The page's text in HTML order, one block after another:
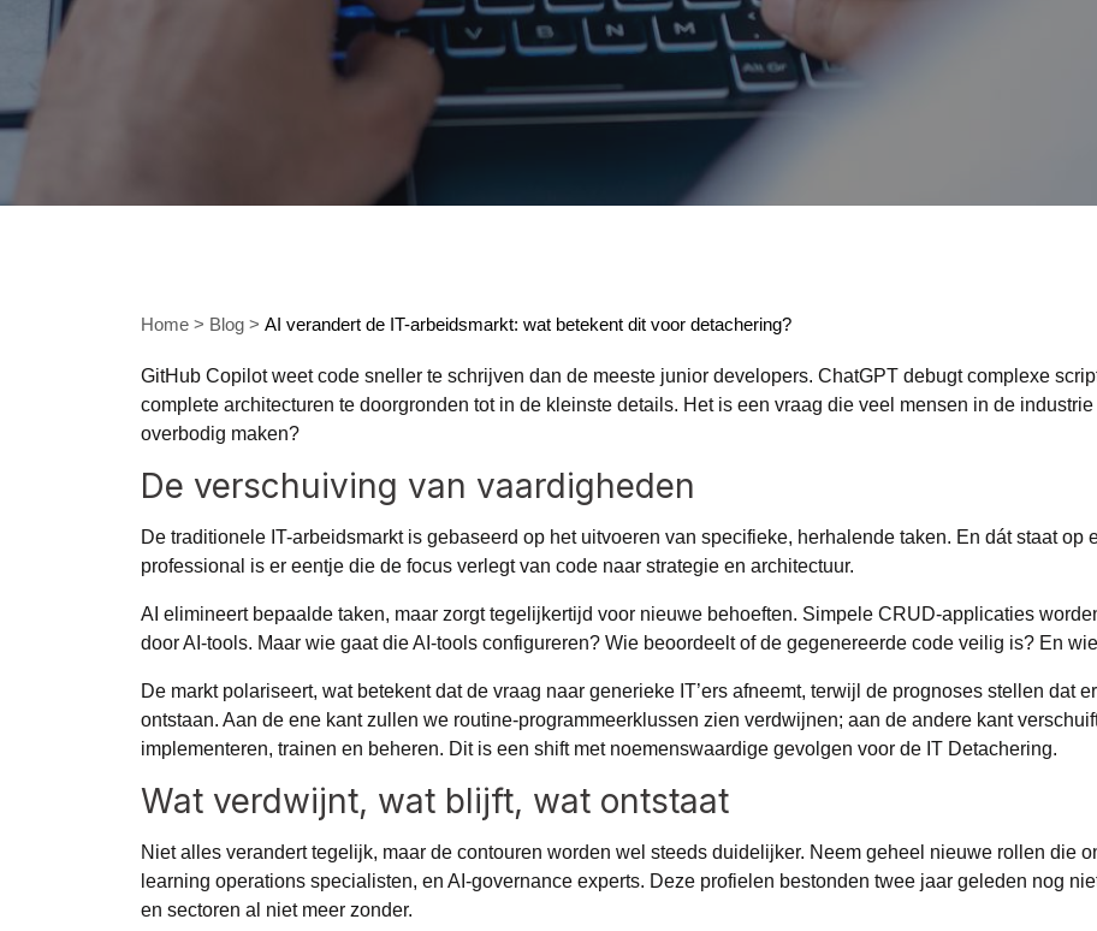
Home > Blog > AI verandert de IT-arbeidsmarkt: wat betekent dit voor detachering?
GitHub Copilot weet code sneller te schrijven dan de meeste junior developers. ChatGPT debugt complexe
complete architecturen te doorgronden tot in de kleinste details. Het is een vraag die veel mensen in de
overbodig maken?
De verschuiving van vaardigheden
De traditionele IT-arbeidsmarkt is gebaseerd op het uitvoeren van specifieke, herhalende taken. En dát staat op
professional is er eentje die de focus verlegt van code naar strategie en architectuur.
AI elimineert bepaalde taken, maar zorgt tegelijkertijd voor nieuwe behoeften. Simpele CRUD-applicaties
door AI-tools. Maar wie gaat die AI-tools configureren? Wie beoordeelt of de gegenereerde code veilig is? En
De markt polariseert, wat betekent dat de vraag naar generieke IT’ers afneemt, terwijl de prognoses stellen dat
ontstaan. Aan de ene kant zullen we routine-programmeerklussen zien verdwijnen; aan de andere kant
implementeren, trainen en beheren. Dit is een shift met noemenswaardige gevolgen voor de IT Detachering.
Wat verdwijnt, wat blijft, wat ontstaat
Niet alles verandert tegelijk, maar de contouren worden wel steeds duidelijker. Neem geheel nieuwe rollen die
learning operations specialisten, en AI-governance experts. Deze profielen bestonden twee jaar geleden nog
en sectoren al niet meer zonder.